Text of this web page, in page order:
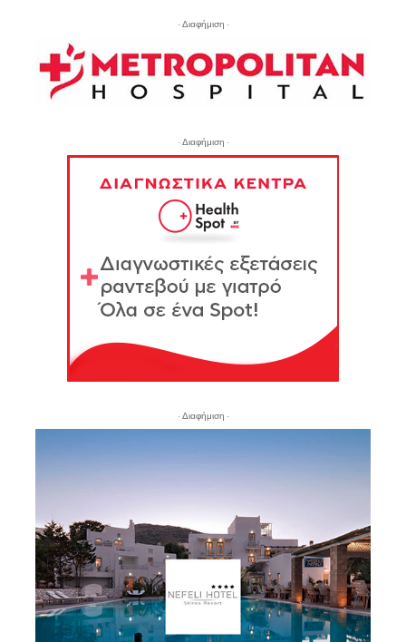
- Διαφήμιση -
- Διαφήμιση -
- Διαφήμιση -